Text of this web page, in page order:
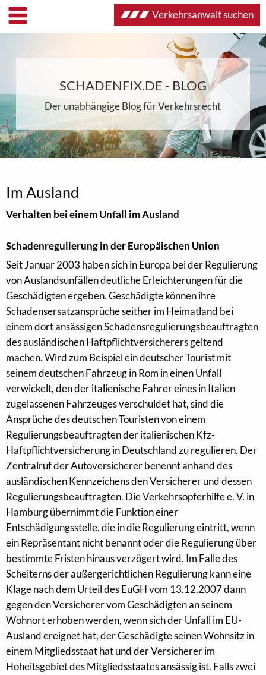
SCHADENFIX.DE - BLOG
Der unabhängige Blog für Verkehrsrecht
Im Ausland
Verhalten bei einem Unfall im Ausland
Schadenregulierung in der Europäischen Union
Seit Januar 2003 haben sich in Europa bei der Regulierung
von Auslandsunfällen deutliche Erleichterungen für die
Geschädigten ergeben. Geschädigte können ihre
Schadensersatzansprüche seither im Heimatland bei
einem dort ansässigen Schadensregulierungsbeauftragten
des ausländischen Haftpflichtversicherers geltend
machen. Wird zum Beispiel ein deutscher Tourist mit
seinem deutschen Fahrzeug in Rom in einen Unfall
verwickelt, den der italienische Fahrer eines in Italien
zugelassenen Fahrzeuges verschuldet hat, sind die
Ansprüche des deutschen Touristen von einem
Regulierungsbeauftragten der italienischen Kfz-
Haftpflichtversicherung in Deutschland zu regulieren. Der
Zentralruf der Autoversicherer benennt anhand des
ausländischen Kennzeichens den Versicherer und dessen
Regulierungsbeauftragten. Die Verkehrsopferhilfe e. V. in
Hamburg übernimmt die Funktion einer
Entschädigungsstelle, die in die Regulierung eintritt, wenn
ein Repräsentant nicht benannt oder die Regulierung über
bestimmte Fristen hinaus verzögert wird. Im Falle des
Scheiterns der außergerichtlichen Regulierung kann eine
Klage nach dem Urteil des EuGH vom 13.12.2007 dann
gegen den Versicherer vom Geschädigten an seinem
Wohnort erhoben werden, wenn sich der Unfall im EU-
Ausland ereignet hat, der Geschädigte seinen Wohnsitz in
einem Mitgliedsstaat hat und der Versicherer im
Hoheitsgebiet des Mitgliedsstaates ansässig ist. Falls zwei
Verkehrsanwalt suchen